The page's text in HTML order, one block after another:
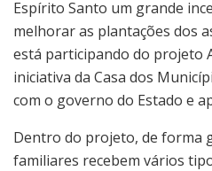
Espírito Santo um grande
melhorar as plantações dos
está participando do projeto
iniciativa da Casa dos
com o governo do Estado e
Dentro do projeto, de forma
familiares recebem vários